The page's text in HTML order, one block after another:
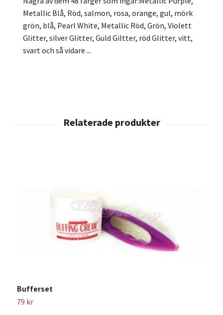
Metallic Blå, Röd, salmon, rosa, orange, gul, mörk
grön, blå, Pearl White, Metallic Röd, Grön, Violett
Glitter, silver Glitter, Guld Giltter, röd Glitter, vitt,
svart och så vidare ...
Bufferset
79 kr